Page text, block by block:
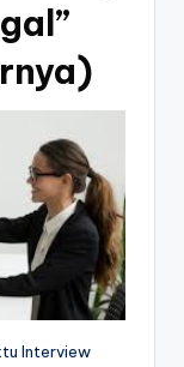
Interview